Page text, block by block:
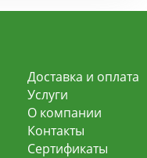
0,6 мм,
0,32 мм
Доставка и оплата
Услуги
О компании
Контакты
Сертификаты